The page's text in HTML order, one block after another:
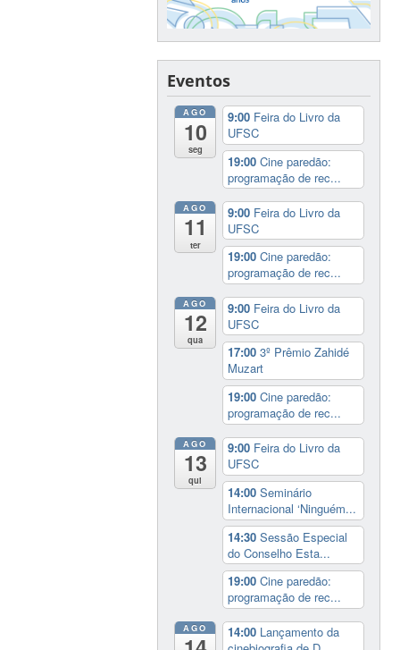
Eventos
AGO
10
seg
9:00 Feira do Livro da
UFSC
19:00Cine paredão:
programação de rec...
AGO
11
ter
9:00 Feira do Livro da
UFSC
19:00Cine paredão:
programação de rec...
AGO
12
qua
9:00 Feira do Livro da
UFSC
17:003º Prêmio Zahidé
Muzart
19:00Cine paredão:
programação de rec...
AGO
13
qui
9:00 Feira do Livro da
UFSC
14:00Seminário
Internacional ‘Ninguém...
14:30Sessão Especial
do Conselho Esta...
19:00Cine paredão:
programação de rec...
AGO 14:00 Lançamento da